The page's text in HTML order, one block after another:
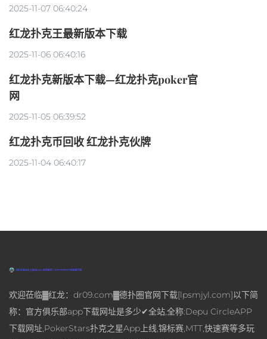
2025-11-07 06:40:24
红龙扑克王最新版本下载
2025-11-06 06:40:16
红龙扑克新版本下载—红龙扑克poker官
网
2025-11-05 06:39:52
红龙扑克币回收 红龙扑克伙牌
2025-11-04 06:40:17
欢迎莅临▓红龙：dr09.com▓德扑圈官网下载[lpsmjyl.com]以下简
称：官方俱乐部app下载网址是多少✔全站,全称:Depu CircleAPP
下载网址,PokerStars扑克之星App上线,锦标赛,MTT,快速赛等多玩